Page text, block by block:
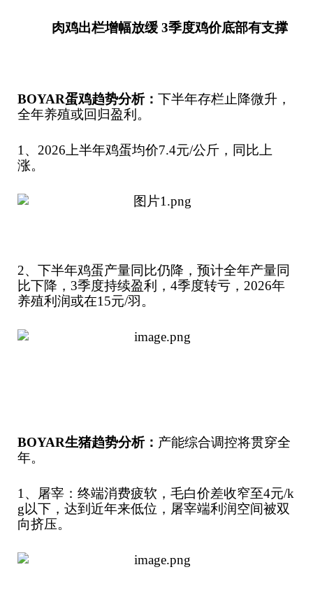
肉鸡出栏增幅放缓 3季度鸡价底部有支撑
BOYAR蛋鸡趋势分析： 下半年存栏止降微升，
全年养殖或回归盈利。
1、2026上半年鸡蛋均价7.4元/公斤，同比上
涨。
2、下半年鸡蛋产量同比仍降，预计全年产量同
比下降，3季度持续盈利，4季度转亏，2026年
养殖利润或在15元/羽。
BOYAR生猪趋势分析： 产能综合调控将贯穿全
年。
1、屠宰：终端消费疲软，毛白价差收窄至4元/k
g以下，达到近年来低位，屠宰端利润空间被双
向挤压。